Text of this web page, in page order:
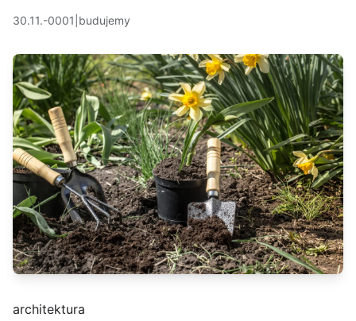
30.11.-0001 budujemy
architektura